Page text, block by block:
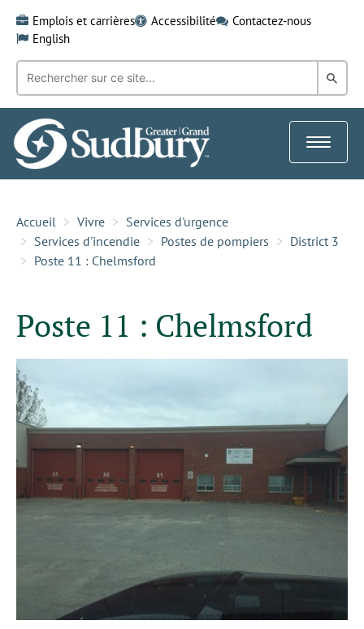
content
Emplois et carrières Accessibilité
Contactez-nous
English
Recherche
mot-
clé:
dans
Toggle
Accueil Vivre
Services d'urgence
Services d'incendie
Postes de pompiers
District 3
Poste 11 : Chelmsford
Poste 11 : Chelmsford